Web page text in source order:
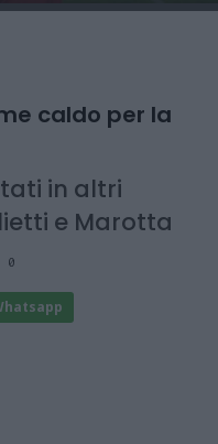
caldo per la
in altri
e Marotta
0